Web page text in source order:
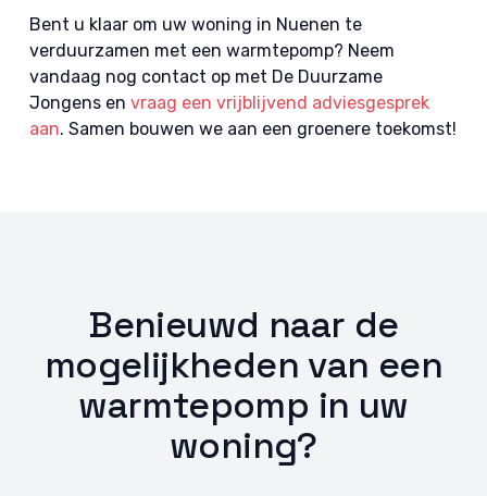
Bent u klaar om uw woning in Nuenen te
verduurzamen met een warmtepomp? Neem
vandaag nog contact op met De Duurzame
Jongens en vraag een vrijblijvend adviesgesprek
aan. Samen bouwen we aan een groenere toekomst!
Benieuwd naar de
mogelijkheden van een
warmtepomp in uw
woning?